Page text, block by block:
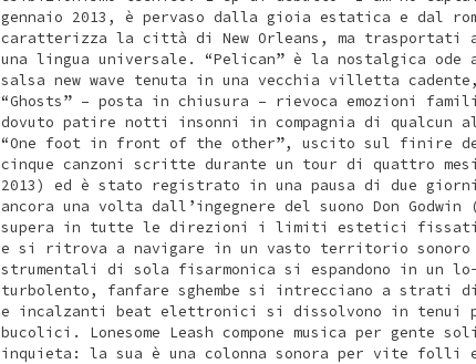
gennaio 2013, è pervaso dalla gioia estatica e dal
caratterizza la città di New Orleans, ma
una lingua universale. “Pelican” è la nostalgica ode
salsa new wave tenuta in una vecchia villetta
“Ghosts” – posta in chiusura – rievoca emozioni
dovuto patire notti insonni in compagnia di qualcun
“One foot in front of the other”, uscito sul finire del
cinque canzoni scritte durante un tour di quattro
2013) ed è stato registrato in una pausa di due
ancora una volta dall’ingegnere del suono Don Godwin
supera in tutte le direzioni i limiti estetici fissati
e si ritrova a navigare in un vasto territorio
strumentali di sola fisarmonica si espandono in un
turbolento, fanfare sghembe si intrecciano a strati
e incalzanti beat elettronici si dissolvono in tenui
bucolici. Lonesome Leash compone musica per gente
inquieta: la sua è una colonna sonora per vite folli